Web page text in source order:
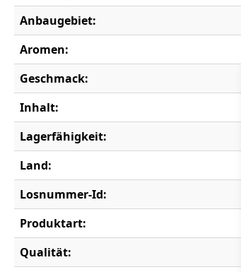
Anbaugebiet:
Aromen:
Geschmack:
Inhalt:
Lagerfähigkeit:
Land:
Losnummer-Id:
Produktart:
Qualität: